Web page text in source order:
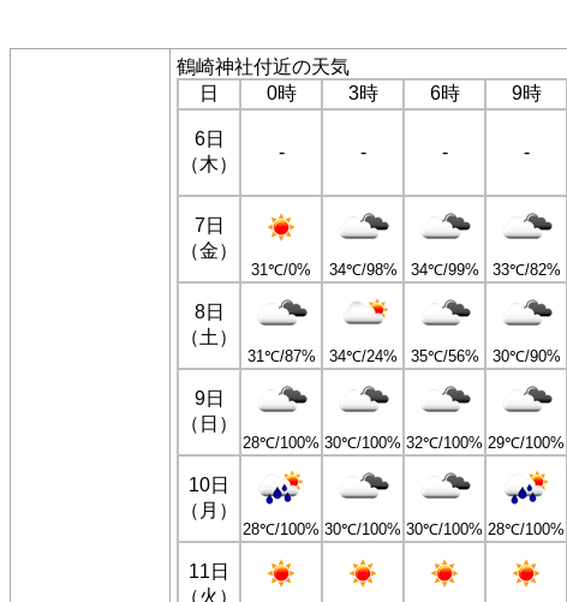
鶴崎神社付近の天気
日
0時 3時 6時 9時
6日
（木）
- - - -
7日
（金）
31℃/0% 34℃/98% 34℃/99% 33℃/82%
8日
（土）
31℃/87% 34℃/24% 35℃/56% 30℃/90%
9日
（日）
28℃/100% 30℃/100% 32℃/100% 29℃/100%
10日
（月）
28℃/100% 30℃/100% 30℃/100% 28℃/100%
11日
（火）